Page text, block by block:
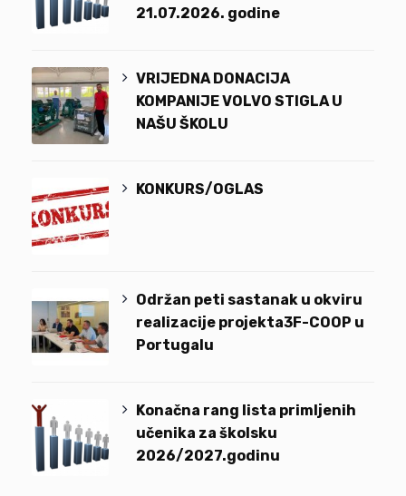
21.07.2026. godine
VRIJEDNA DONACIJA
KOMPANIJE VOLVO STIGLA U
NAŠU ŠKOLU
KONKURS/OGLAS
Održan peti sastanak u okviru
realizacije projekta3F-COOP u
Portugalu
Konačna rang lista primljenih
učenika za školsku
2026/2027.godinu